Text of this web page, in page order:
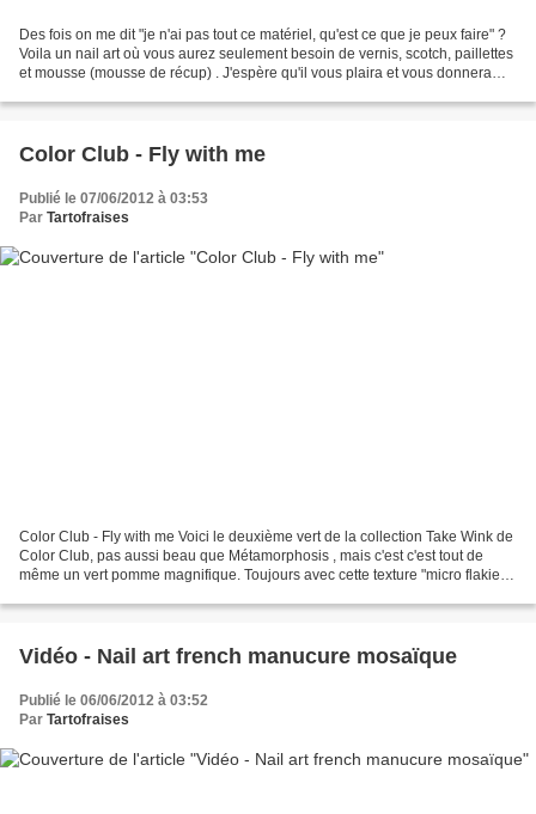
Des fois on me dit "je n'ai pas tout ce matériel, qu'est ce que je peux faire" ?
Voila un nail art où vous aurez seulement besoin de vernis, scotch, paillettes
et mousse (mousse de récup) . J'espère qu'il vous plaira et vous donnera
Color Club - Fly with me
Publié le 07/06/2012 à 03:53
Par Tartofraises
Color Club - Fly with me Voici le deuxième vert de la collection Take Wink de
Color Club, pas aussi beau que Métamorphosis , mais c'est c'est tout de
même un vert pomme magnifique. Toujours avec cette texture "micro flakie"
Vidéo - Nail art french manucure mosaïque
Publié le 06/06/2012 à 03:52
Par Tartofraises